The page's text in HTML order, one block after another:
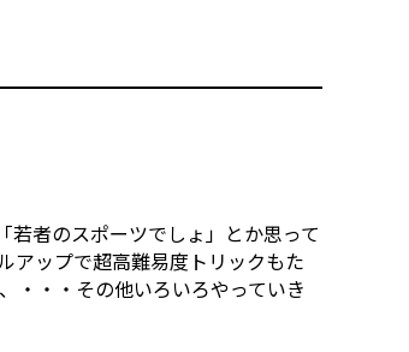
者のスポーツでしょ」とか思って
アップで超高難易度トリックもた
・・・その他­いろいろやっていき